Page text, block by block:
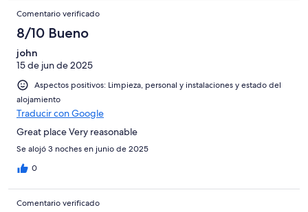
Comentario verificado
8/10 Bueno
john
15 de jun de 2025
Aspectos positivos: Limpieza, personal y instalaciones y estado del
alojamiento
Traducir con Google
Great place Very reasonable
Se alojó 3 noches en junio de 2025
0
Comentario verificado